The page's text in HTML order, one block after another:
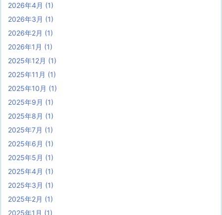
2026年4月 (1)
2026年3月 (1)
2026年2月 (1)
2026年1月 (1)
2025年12月 (1)
2025年11月 (1)
2025年10月 (1)
2025年9月 (1)
2025年8月 (1)
2025年7月 (1)
2025年6月 (1)
2025年5月 (1)
2025年4月 (1)
2025年3月 (1)
2025年2月 (1)
2025年1月 (1)